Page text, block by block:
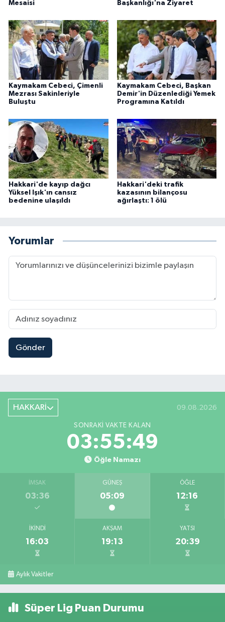
Mesaisi Başkanlığı'na Ziyaret
Kaymakam Cebeci, Çimenli
Mezrası Sakinleriyle
Buluştu
Kaymakam Cebeci, Başkan
Demir'in Düzenlediği Yemek
Programına Katıldı
Hakkari'de kayıp dağcı
Yüksel Işık'ın cansız
bedenine ulaşıldı
Hakkari'deki trafik
kazasının bilançosu
ağırlaştı: 1 ölü
Yorumlar
Gönder
HAKKARİ 09.08.2026
SONRAKI VAKTE KALAN
03:55:48
Öğle Namazı
İMSAK
03:36
GÜNEŞ
05:09
ÖĞLE
12:16
İKINDI
16:03
AKŞAM
19:13
YATSI
20:39
Aylık Vakitler
Süper Lig Puan Durumu